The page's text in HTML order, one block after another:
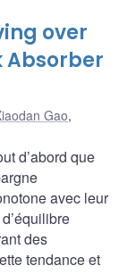
over
Absorber
Gao,
d’abord que
avec leur
des
tendance et